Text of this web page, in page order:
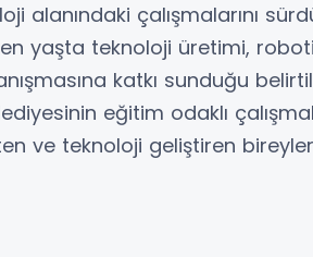
alanındaki çalışmalarını
yaşta teknoloji üretimi,
katkı sunduğu
eğitim odaklı
ve teknoloji geliştiren